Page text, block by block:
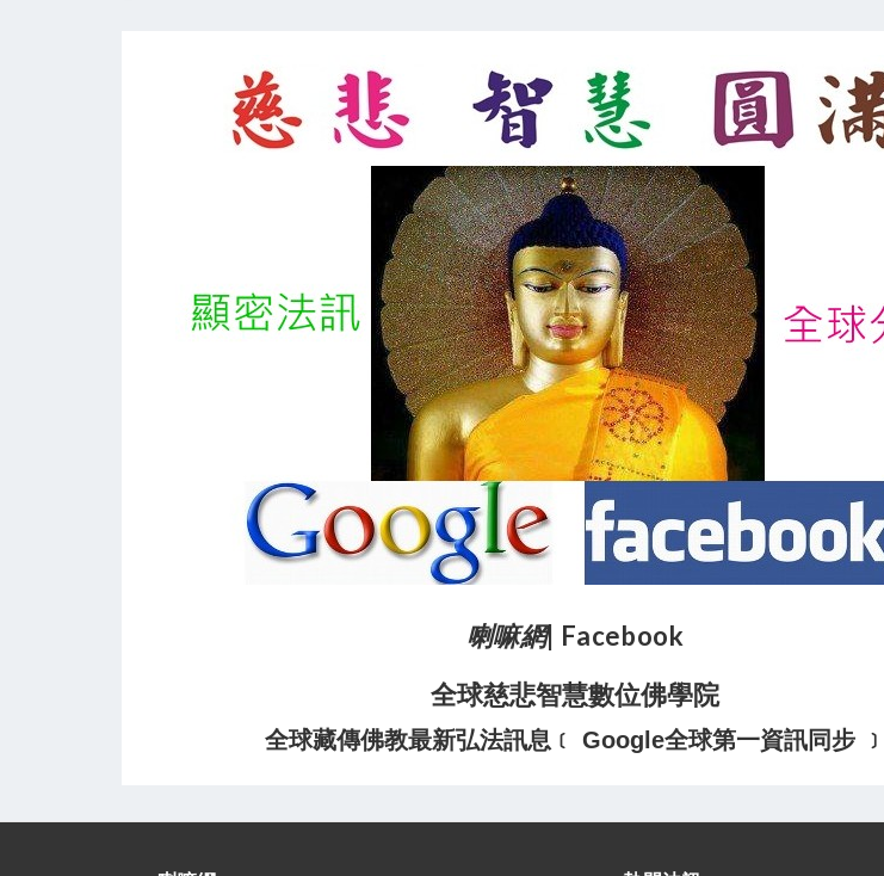
喇嘛網| Facebook
全球慈悲智慧數位佛學院
全球藏傳佛教最新弘法訊息﹝ Google全球第一資訊同步 ﹞